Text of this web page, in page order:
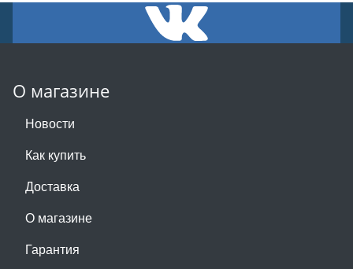
О магазине
Новости
Как купить
Доставка
О магазине
Гарантия